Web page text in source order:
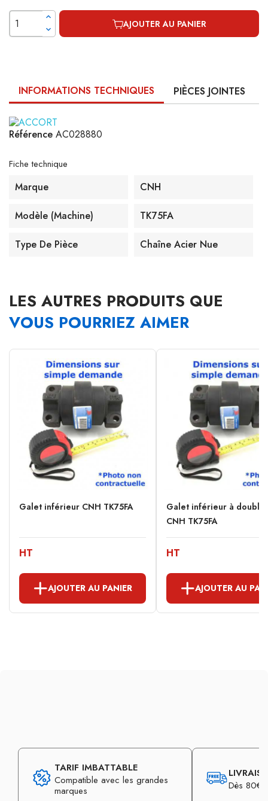
AJOUTER AU PANIER
INFORMATIONS TECHNIQUES PIÈCES JOINTES
Référence AC028880
Fiche technique
Marque CNH
Modèle (machine) TK75FA
Type De Pièce Chaîne Acier Nue
LES AUTRES PRODUITS QUE
VOUS POURRIEZ AIMER
Galet inférieur CNH TK75FA
HT
AJOUTER AU PANIER
Galet inférieur à
CNH TK75FA
HT
AJOUTER AU
TARIF IMBATTABLE
Compatible avec les grandes
marques
Dès 80€